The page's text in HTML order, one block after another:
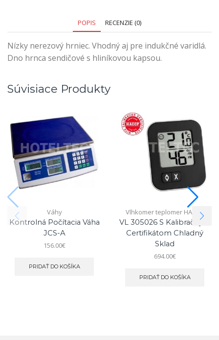
POPIS RECENZIE (0)
Nízky nerezový hrniec. Vhodný aj pre indukčné varidlá.
Dno hrnca sendičové s hliníkovou kapsou.
Súvisiace Produkty
Váhy
Kontrolná Počítacia Váha
JCS-A
156.00€
PRIDAŤ DO KOŠÍKA
Vlhkomer teplomer HACCP
VL 305026 S Kalibračným
Certifikátom Chladný
Sklad
694.00€
PRIDAŤ DO KOŠÍKA